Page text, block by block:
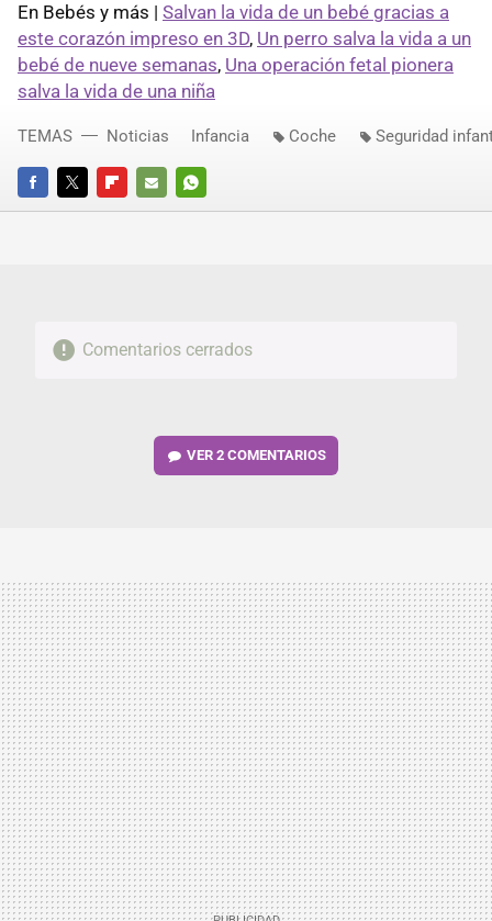
En Bebés y más | Salvan la vida de un bebé gracias a
este corazón impreso en 3D, Un perro salva la vida a un
bebé de nueve semanas, Una operación fetal pionera
salva la vida de una niña
FACEBOOKTWITTERFLIPBOARD
E-
WHATSAPP
TEMAS Noticias Infancia Coche Seguridad
Comentarios cerrados
VER2 COMENTARIOS